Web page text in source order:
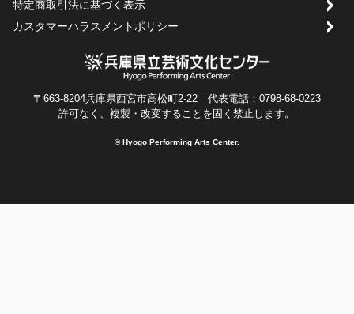
特定商取引法に基づく表示
カスタマーハラスメントポリシー
〒663-8204兵庫県西宮市高松町2-22 代表電話：0798-68-0223
許可なく、複製・改変することを固く禁止します。
© Hyogo Performing Arts Center.